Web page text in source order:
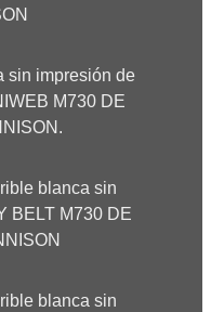
sin impresión de
M730 DE
blanca sin
BELT M730 DE
blanca sin